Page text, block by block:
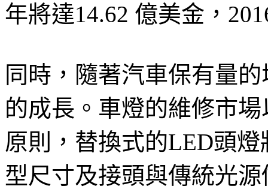
年將達14.62 億美金，
同時，隨著汽車保有量
的成長。車燈的維修市
原則，替換式的LED頭
型尺寸及接頭與傳統光